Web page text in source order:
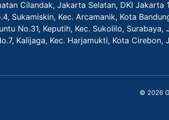
Cilandak, Jakarta Selatan, DKI Jakarta
Sukamiskin, Kec. Arcamanik, Kota
No.31, Keputih, Kec. Sukolilo, Surabaya,
Kalijaga, Kec. Harjamukti, Kota Cirebon,
© 2026